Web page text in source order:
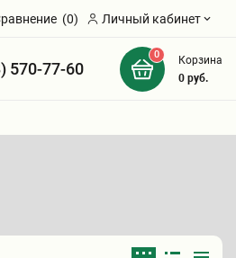
(0) Личный кабинет
570-77-60
0
Корзина
0руб.